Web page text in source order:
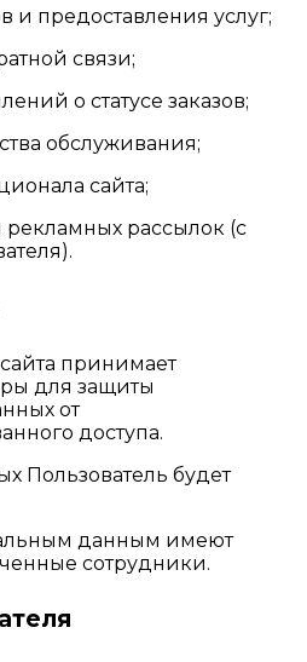
и предоставления услуг;
связи;
о статусе заказов;
обслуживания;
сайта;
рассылок (с
принимает
для защиты
от
доступа.
Пользователь будет
данным имеют
сотрудники.